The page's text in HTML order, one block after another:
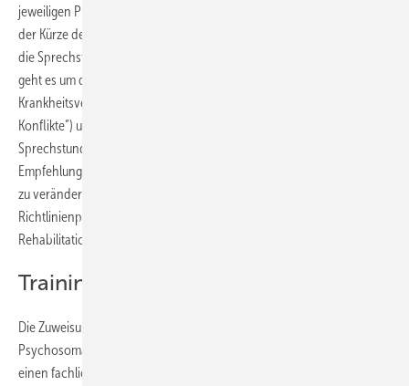
jeweiligen Problemlage auch sein mögen – wird zumeist angesichts
der Kürze der Zeit nur ansatzweise möglich sein, zumindest wenn sich
die Sprechstunde auf einen einmaligen Erstkontakt beschränkt. Eher
geht es um das Vermitteln eines grundsätzlichen
Krankheitsverständnisses („Kein Symptom ohne entsprechende
Konflikte“) und die Motivation, ggf. weitere Schritte zur Vertiefung des
Sprechstundenergebnisses zu unternehmen. Dies kann in der
Empfehlung liegen, die Arbeitsplatzsituation zu überprüfen oder ggf.
zu verändern, aber auch in der Aufnahme einer
Richtlinienpsychotherapie oder eines (teil-)stationären
Rehabilitationsverfahrens etc.
Training für die Werksärzte?
Die Zuweisung eines Mitarbeiters bzw. prospektiven Patienten in die
Psychosomatische Sprechstunde erfolgt in den meisten Fällen durch
einen fachlich qualifizierten Betriebsangehörigen. In den bisher